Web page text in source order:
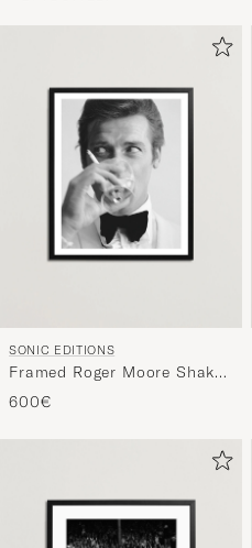
SONIC EDITIONS
Framed Roger Moore Shaken
Not Stirred
600€